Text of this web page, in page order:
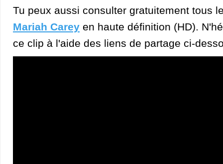
Tu peux aussi consulter gratuitement tous
Mariah Carey en haute définition (HD).
ce clip à l'aide des liens de partage ci-